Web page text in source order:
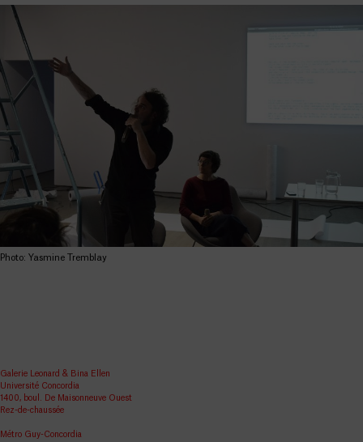
Photo: Yasmine Tremblay
Galerie Leonard & Bina Ellen
Université Concordia
1400, boul. De Maisonneuve Ouest
Rez-de-chaussée
Métro Guy-Concordia